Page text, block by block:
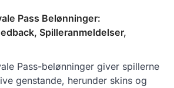
Pass Belønninger:
Spilleranmeldelser,
Pass-belønninger giver spillerne
genstande, herunder skins og